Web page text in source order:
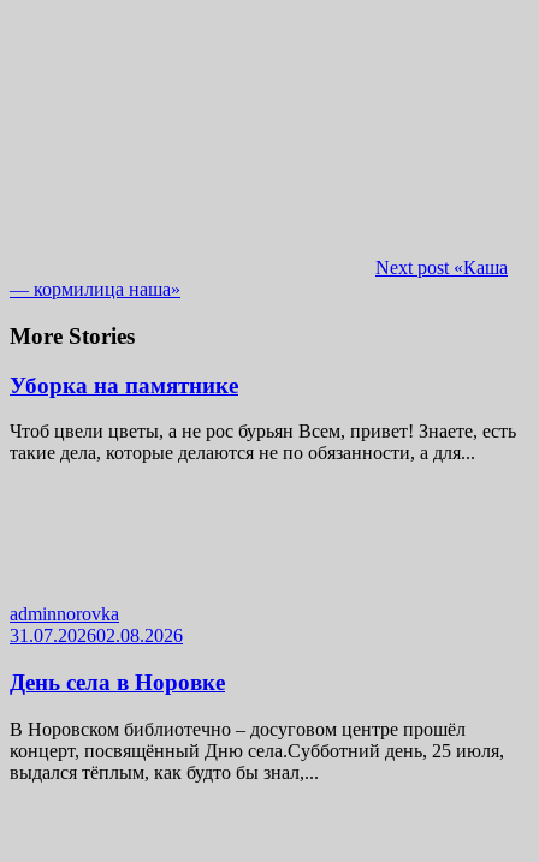
Next post «Каша
— кормилица наша»
More Stories
Уборка на памятнике
Чтоб цвели цветы, а не рос бурьян Всем, привет! Знаете, есть
такие дела, которые делаются не по обязанности, а для...
adminnorovka
31.07.202602.08.2026
День села в Норовке
В Норовском библиотечно – досуговом центре прошёл
концерт, посвящённый Дню села.Субботний день, 25 июля,
выдался тёплым, как будто бы знал,...